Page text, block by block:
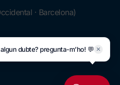
· Barcelona)
dubte? pregunta-m’ho! 💬 ✕